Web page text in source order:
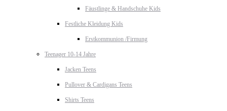
Fäustlinge & Handschuhe Kids
Festliche Kleidung Kids
Erstkommunion /Firmung
Teenager 10-14 Jahre
Jacken Teens
Pullover & Cardigans Teens
Shirts Teens